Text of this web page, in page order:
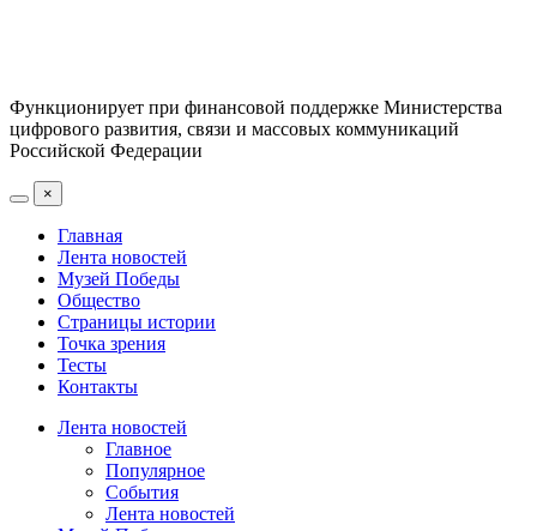
Функционирует при финансовой поддержке Министерства
цифрового развития, связи и массовых коммуникаций
Российской Федерации
×
Главная
Лента новостей
Музей Победы
Общество
Страницы истории
Точка зрения
Тесты
Контакты
Лента новостей
Главное
Популярное
События
Лента новостей